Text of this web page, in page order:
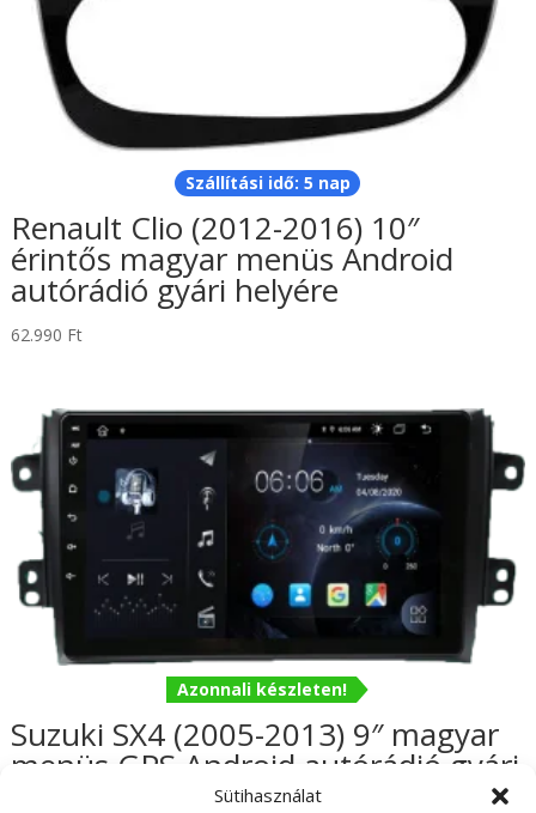
Sütihasználat
Szállítási idő: 5 nap
Renault Clio (2012-2016) 10″
érintős magyar menüs Android
autórádió gyári helyére
62.990 Ft
Azonnali készleten!
Suzuki SX4 (2005-2013) 9″ magyar
menüs GPS Android autórádió gyári
helyére Wifi Bluetooth DSP